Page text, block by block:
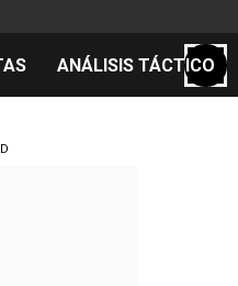
ANÁLISIS TÁCTICO